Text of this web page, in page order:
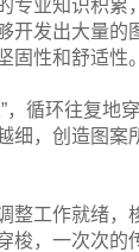
专业知识积累
开发出大量的
固性和舒适性
，循环往复地
细，创造图案
整工作就绪，
梭，一次次的